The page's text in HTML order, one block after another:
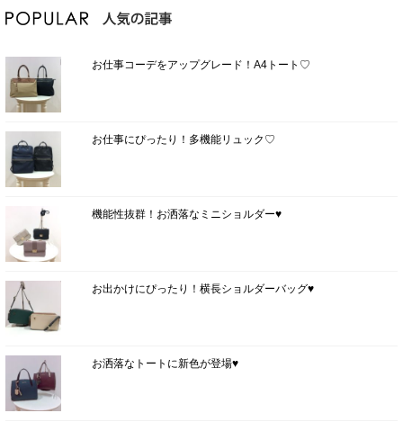
お仕事コーデをアップグレード！A4トート♡
お仕事にぴったり！多機能リュック♡
機能性抜群！お洒落なミニショルダー♥
お出かけにぴったり！横長ショルダーバッグ♥
お洒落なトートに新色が登場♥